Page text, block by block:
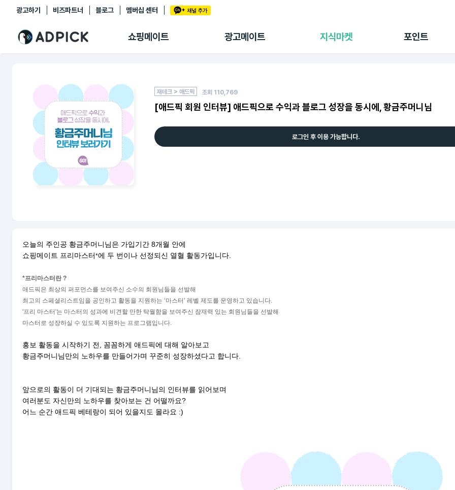
광고하기 비즈파트너 블로그 멤버십 센터
쇼핑메이트 광고메이트 지식마켓 포인트
추천상품
쇼핑 에이전트
마이숍
광고리포트
출석 룰렛
재테크 > 애드픽 조회 110,769
[애드픽 회원 인터뷰] 애드픽으로 수익과 블로그 성장을 동시에, 황금주머니님
로그인 후 이용 가능합니다.
오늘의 주인공 황금주머니님은 가입기간 8개월 안에
쇼핑메이트 프리마스터*에 두 번이나 선정되신 열혈 활동가입니다.
*프리마스터란 ?
애드픽은 최상의 퍼포먼스를 보여주신 소수의 회원님들을 선발해
최고의 스페셜리스트임을 공인하고 활동을 지원하는 ‘마스터’ 레벨 제도를 운영하고 있습니다.
'프리 마스터'는 마스터의 성과에 비견할 만한 탁월함을 보여주신 잠재력 있는 회원님들을 선발해
마스터로 성장하실 수 있도록 지원하는 프로그램입니다.
홍보 활동을 시작하기 전, 꼼꼼하게 애드픽에 대해 알아보고
황금주머니님만의 노하우를 만들어가며 꾸준히 성장하셨다고 합니다.
앞으로의 활동이 더 기대되는 황금주머니님의 인터뷰를 읽어보며
여러분도 자신만의 노하우를 찾아보는 건 어떨까요?
어느 순간 애드픽 베테랑이 되어 있을지도 몰라요 :)